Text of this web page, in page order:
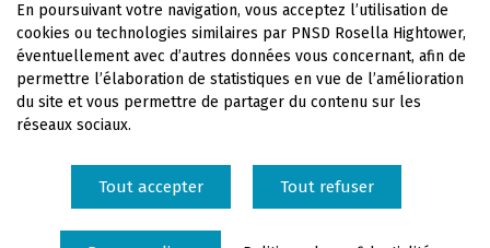
Nous contacter
Soutenez l'école en versant votre taxe d'apprentissage au
En poursuivant votre navigation, vous acceptez l’utilisation de
cookies ou technologies similaires par PNSD Rosella Hightower,
éventuellement avec d’autres données vous concernant, afin de
permettre l’élaboration de statistiques en vue de l’amélioration
du site et vous permettre de partager du contenu sur les
réseaux sociaux.
Tout accepter Tout refuser